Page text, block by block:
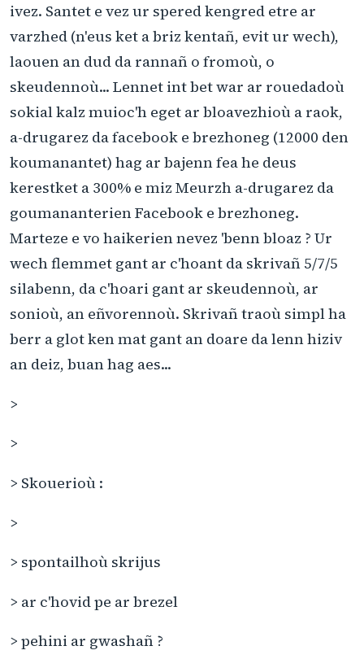
ivez. Santet e vez ur spered kengred etre ar
varzhed (n'eus ket a briz kentañ, evit ur wech),
laouen an dud da rannañ o fromoù, o
skeudennoù... Lennet int bet war ar rouedadoù
sokial kalz muioc'h eget ar bloavezhioù a raok,
a-drugarez da facebook e brezhoneg (12000 den
koumanantet) hag ar bajenn fea he deus
kerestket a 300% e miz Meurzh a-drugarez da
goumananterien Facebook e brezhoneg.
Marteze e vo haikerien nevez 'benn bloaz ? Ur
wech flemmet gant ar c'hoant da skrivañ 5/7/5
silabenn, da c'hoari gant ar skeudennoù, ar
sonioù, an eñvorennoù. Skrivañ traoù simpl ha
berr a glot ken mat gant an doare da lenn hiziv
an deiz, buan hag aes...
>
>
> Skouerioù :
>
> spontailhoù skrijus
> ar c'hovid pe ar brezel
> pehini ar gwashañ ?